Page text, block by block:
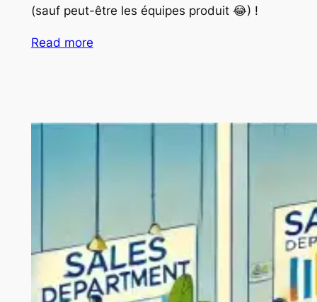
(sauf peut-être les équipes produit 😂) !
Read more